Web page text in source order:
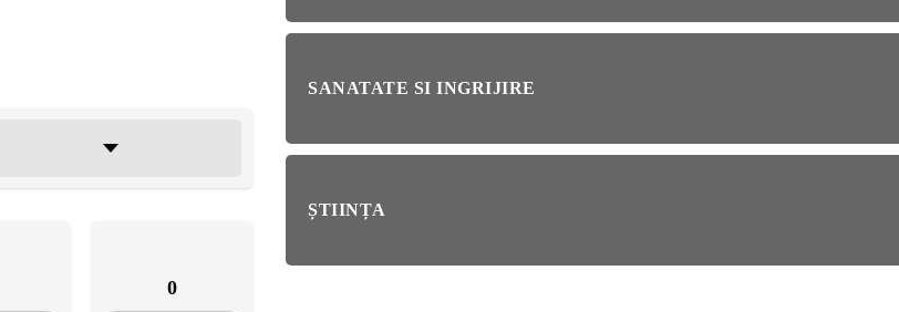
0
SANATATE SI INGRIJIRE
ȘTIINȚA